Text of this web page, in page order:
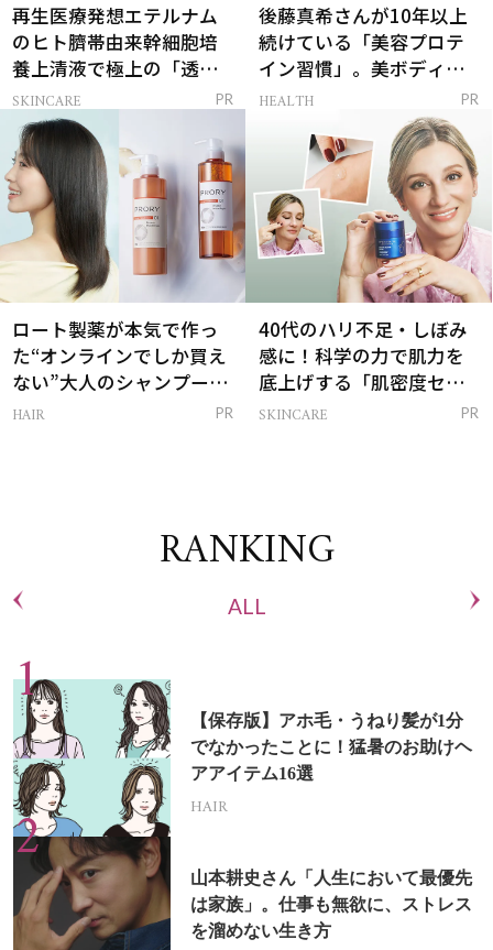
再生医療発想エテルナム
のヒト臍帯由来幹細胞培
養上清液で極上の「透明
感ハリ肌」へ
SKINCARE PR
後藤真希さんが10年以上
続けている「美容プロテ
イン習慣」。美ボディを
支える朝ルーティンと
HEALTH PR
ロート製薬が本気で作っ
た“オンラインでしか買え
ない”大人のシャンプー＆
トリートメントって？
HAIR PR
40代のハリ不足・しぼみ
感に！科学の力で肌力を
底上げする「肌密度セラ
ム」
SKINCARE PR
RANKING
ALL
【保存版】アホ毛・うねり髪が1分
でなかったことに！猛暑のお助けヘ
アアイテム16選
HAIR
山本耕史さん「人生において最優先
は家族」。仕事も無欲に、ストレス
を溜めない生き方